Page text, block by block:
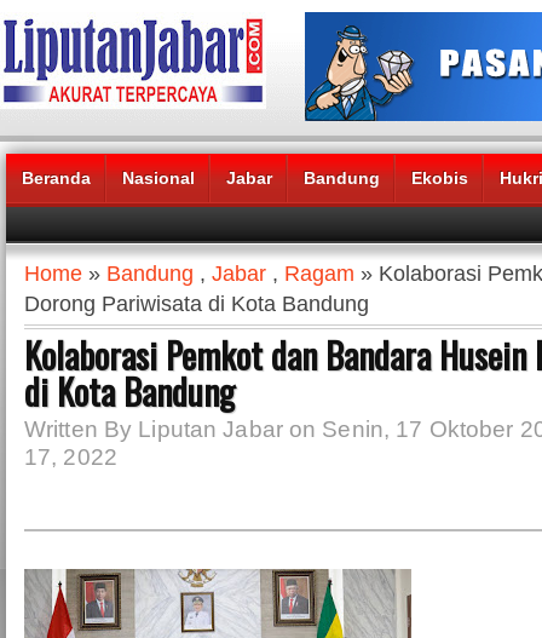
Beranda Nasional Jabar Bandung Ekobis
Headlines News :
Home » Bandung , Jabar , Ragam » Kolaborasi
Dorong Pariwisata di Kota Bandung
Kolaborasi Pemkot dan Bandara
di Kota Bandung
Written By Liputan Jabar on Senin, 17 Oktober
17, 2022